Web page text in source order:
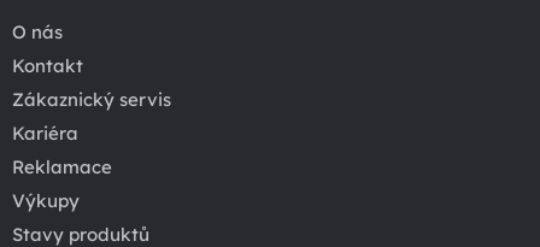
O nás
Kontakt
Zákaznický servis
Kariéra
Reklamace
Výkupy
Stavy produktů